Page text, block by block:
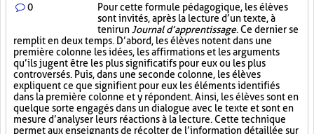
0
Pour cette formule pédagogique, les élèves
sont invités, après la lecture d’un texte, à
tenir un Journal d’apprentissage. Ce dernier se
remplit en deux temps. D’abord, les élèves notent dans une
première colonne les idées, les affirmations et les arguments
qu’ils jugent être les plus significatifs pour eux ou les plus
controversés. Puis, dans une seconde colonne, les élèves
expliquent ce que signifient pour eux les éléments identifiés
dans la première colonne et y répondent. Ainsi, les élèves sont en
quelque sorte engagés dans un dialogue avec le texte et sont en
mesure d’analyser leurs réactions à la lecture. Cette technique
permet aux enseignants de récolter de l’information détaillée sur